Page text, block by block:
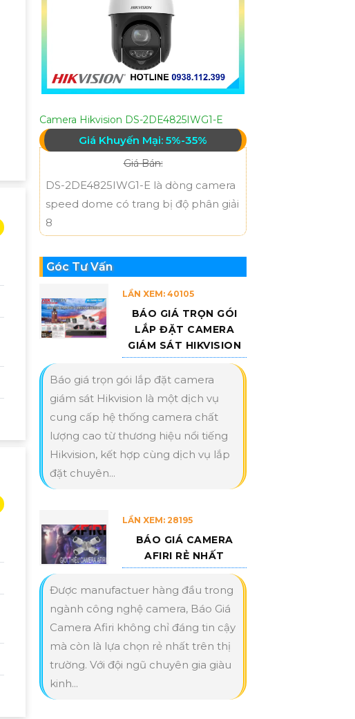
️
Camera Hikvision DS-2DE4825IWG1-E
Giá Khuyến Mại: 5%-35%
Giá Bán:
DS-2DE4825IWG1-E là dòng camera
speed dome có trang bị độ phân giải
8
Góc Tư Vấn
LẦN XEM: 40105
BÁO GIÁ TRỌN GÓI
LẮP ĐẶT CAMERA
GIÁM SÁT HIKVISION
Báo giá trọn gói lắp đặt camera
giám sát Hikvision là một dịch vụ
cung cấp hệ thống camera chất
lượng cao từ thương hiệu nổi tiếng
Hikvision, kết hợp cùng dịch vụ lắp
đặt chuyên...
LẦN XEM: 28195
BÁO GIÁ CAMERA
AFIRI RẺ NHẤT
Được manufactuer hàng đầu trong
ngành công nghệ camera, Báo Giá
Camera Afiri không chỉ đáng tin cậy
mà còn là lựa chọn rẻ nhất trên thị
trường. Với đội ngũ chuyên gia giàu
kinh...